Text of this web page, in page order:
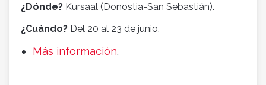
¿Dónde? Kursaal (Donostia-San Sebastián).
¿Cuándo? Del 20 al 23 de junio.
Más información.